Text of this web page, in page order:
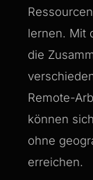
lernen. Mit
die
Remote-
können
ohne
erreichen.